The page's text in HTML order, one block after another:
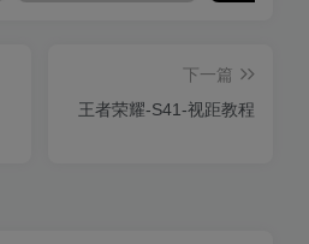
下一篇
王者荣耀-S41-视距教程